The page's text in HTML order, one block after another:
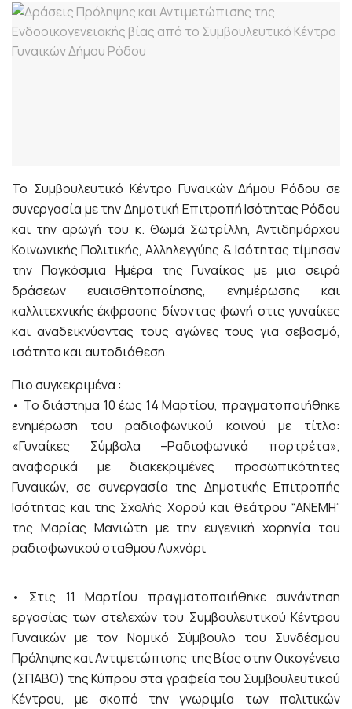
Το Συμβουλευτικό Κέντρο Γυναικών Δήμου Ρόδου σε
συνεργασία με την Δημοτική Επιτροπή Ισότητας Ρόδου
και την αρωγή του κ. Θωμά Σωτρίλλη, Αντιδημάρχου
Κοινωνικής Πολιτικής, Αλληλεγγύης & Ισότητας τίμησαν
την Παγκόσμια Ημέρα της Γυναίκας με μια σειρά
δράσεων ευαισθητοποίησης, ενημέρωσης και
καλλιτεχνικής έκφρασης δίνοντας φωνή στις γυναίκες
και αναδεικνύοντας τους αγώνες τους για σεβασμό,
ισότητα και αυτοδιάθεση.
Πιο συγκεκριμένα :
• Το διάστημα 10 έως 14 Μαρτίου, πραγματοποιήθηκε
ενημέρωση του ραδιοφωνικού κοινού με τίτλο:
«Γυναίκες Σύμβολα –Ραδιοφωνικά πορτρέτα»,
αναφορικά με διακεκριμένες προσωπικότητες
Γυναικών, σε συνεργασία της Δημοτικής Επιτροπής
Ισότητας και της Σχολής Χορού και θεάτρου “ΑΝΕΜΗ”
της Μαρίας Μανιώτη με την ευγενική χορηγία του
ραδιοφωνικού σταθμού Λυχνάρι
• Στις 11 Μαρτίου πραγματοποιήθηκε συνάντηση
εργασίας των στελεχών του Συμβουλευτικού Κέντρου
Γυναικών με τον Νομικό Σύμβουλο του Συνδέσμου
Πρόληψης και Αντιμετώπισης της Βίας στην Οικογένεια
(ΣΠΑΒΟ) της Κύπρου στα γραφεία του Συμβουλευτικού
Κέντρου, με σκοπό την γνωριμία των πολιτικών